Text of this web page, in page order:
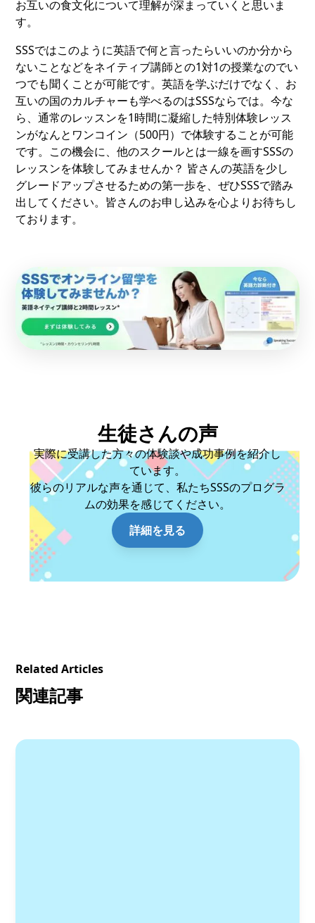
お互いの食文化について理解が深まっていくと思いま
す。
SSSではこのように英語で何と言ったらいいのか分から
ないことなどをネイティブ講師との1対1の授業なのでい
つでも聞くことが可能です。英語を学ぶだけでなく、お
互いの国のカルチャーも学べるのはSSSならでは。今な
ら、通常のレッスンを1時間に凝縮した特別体験レッス
ンがなんとワンコイン（500円）で体験することが可能
です。この機会に、他のスクールとは一線を画すSSSの
レッスンを体験してみませんか？ 皆さんの英語を少し
グレードアップさせるための第一歩を、ぜひSSSで踏み
出してください。皆さんのお申し込みを心よりお待ちし
ております。
生徒さんの声
実際に受講した方々の体験談や成功事例を紹介し
ています。
彼らのリアルな声を通じて、私たちSSSのプログラ
ムの効果を感じてください。
詳細を見る
Related Articles
関連記事